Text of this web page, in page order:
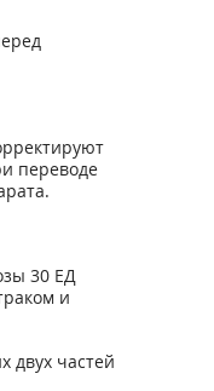
переводе
30 ЕД
и
двух частей